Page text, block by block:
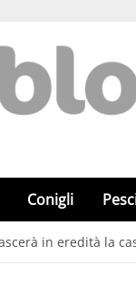
Conigli
in eredità la